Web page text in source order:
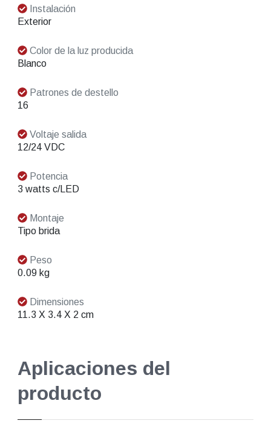
Instalación
Exterior
Color de la luz producida
Blanco
Patrones de destello
16
Voltaje salida
12/24 VDC
Potencia
3 watts c/LED
Montaje
Tipo brida
Peso
0.09 kg
Dimensiones
11.3 X 3.4 X 2 cm
Aplicaciones del
producto